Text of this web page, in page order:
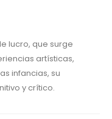
lucro, que surge
artísticas,
infancias, su
y crítico.